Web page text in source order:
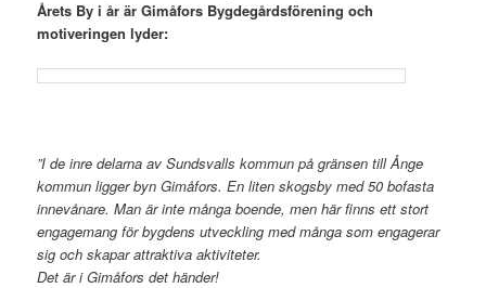
Årets By i år är Gimåfors Bygdegårdsförening och
motiveringen lyder:
”I de inre delarna av Sundsvalls kommun på gränsen till Ånge
kommun ligger bynGimåfors. En liten skogsby med 50 bofasta
innevånare. Man är inte mångaboende, men här finns ett stort
engagemang för bygdens utveckling medmånga som engagerar
sig och skapar attraktiva aktiviteter.
Det är i Gimåfors det händer!